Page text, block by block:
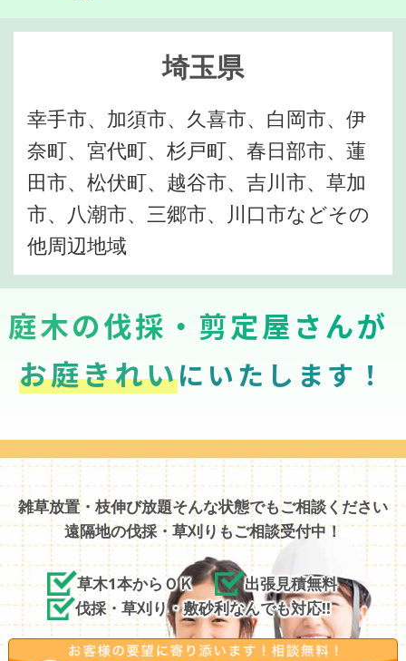
埼玉県
幸手市、加須市、久喜市、白岡市、伊
奈町、宮代町、杉戸町、春日部市、蓮
田市、松伏町、越谷市、吉川市、草加
市、八潮市、三郷市、川口市などその
他周辺地域
庭木の伐採・剪定屋さんが
お庭きれいにいたします！
雑草放置・枝伸び放題そんな状態でもご相談ください
遠隔地の伐採・草刈りもご相談受付中！
草木1本からＯＫ
出張見積無料
伐採・草刈り・敷砂利なんでも対応!!